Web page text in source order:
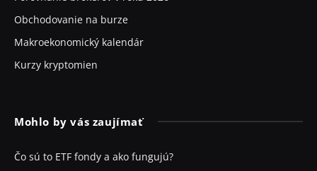
Obchodovanie na burze
Makroekonomický kalendár
Kurzy kryptomien
Mohlo by vás zaujímať
Čo sú to ETF fondy a ako fungujú?